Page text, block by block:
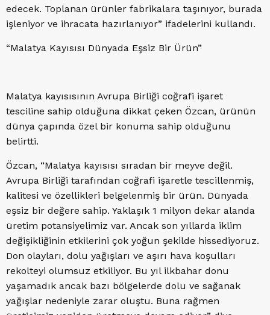
edecek. Toplanan ürünler fabrikalara taşınıyor, burada
işleniyor ve ihracata hazırlanıyor” ifadelerini kullandı.
“Malatya Kayısısı Dünyada Eşsiz Bir Ürün”
Malatya kayısısının Avrupa Birliği coğrafi işaret
tesciline sahip olduğuna dikkat çeken Özcan, ürünün
dünya çapında özel bir konuma sahip olduğunu
belirtti.
Özcan, “Malatya kayısısı sıradan bir meyve değil.
Avrupa Birliği tarafından coğrafi işaretle tescillenmiş,
kalitesi ve özellikleri belgelenmiş bir ürün. Dünyada
eşsiz bir değere sahip. Yaklaşık 1 milyon dekar alanda
üretim potansiyelimiz var. Ancak son yıllarda iklim
değişikliğinin etkilerini çok yoğun şekilde hissediyoruz.
Don olayları, dolu yağışları ve aşırı hava koşulları
rekolteyi olumsuz etkiliyor. Bu yıl ilkbahar donu
yaşamadık ancak bazı bölgelerde dolu ve sağanak
yağışlar nedeniyle zarar oluştu. Buna rağmen